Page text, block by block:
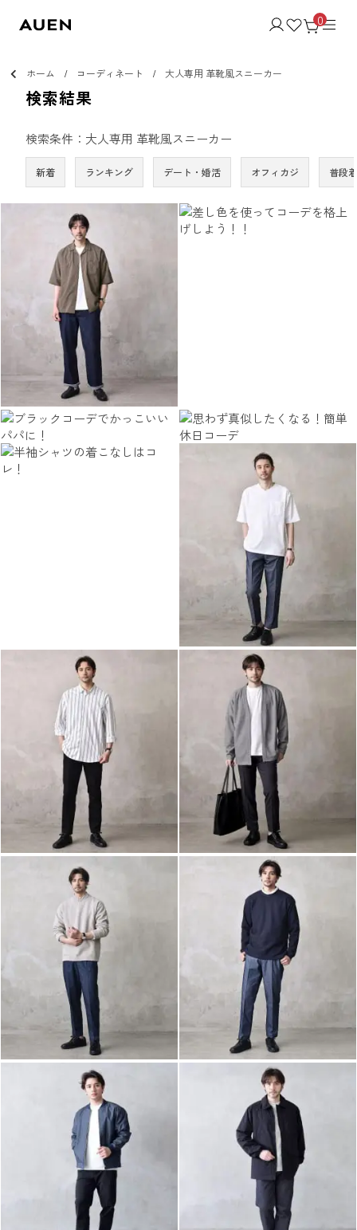
0
ホーム コーディネート 大人専用 革靴風スニーカー
検索結果
検索条件：大人専用 革靴風スニーカー
新着 ランキング デート・婚活 オフィカジ 普段